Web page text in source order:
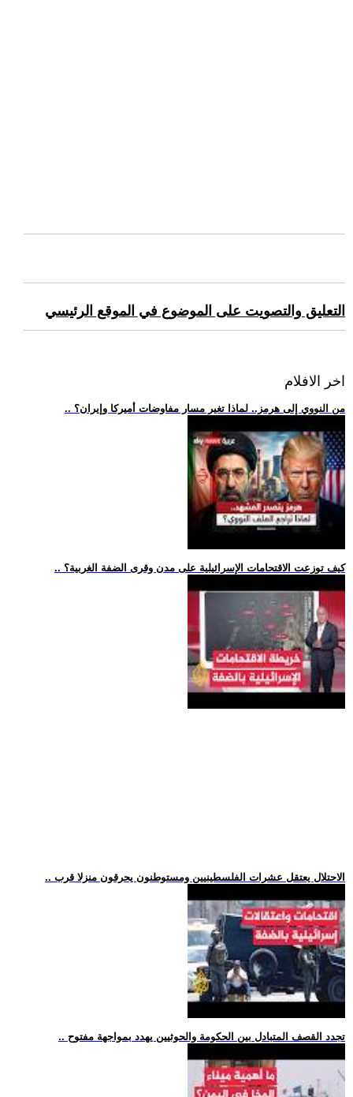
التعليق والتصويت على الموضوع في الموقع الرئيسي
اخر الافلام
.. من النووي إلى هرمز.. لماذا تغير مسار مفاوضات أميركا وإيران؟
.. كيف توزعت الاقتحامات الإسرائيلية على مدن وقرى الضفة الغربية؟
.. الاحتلال يعتقل عشرات الفلسطينيين ومستوطنون يحرقون منزلا قرب
.. تجدد القصف المتبادل بين الحكومة والحوثيين يهدد بمواجهة مفتوح